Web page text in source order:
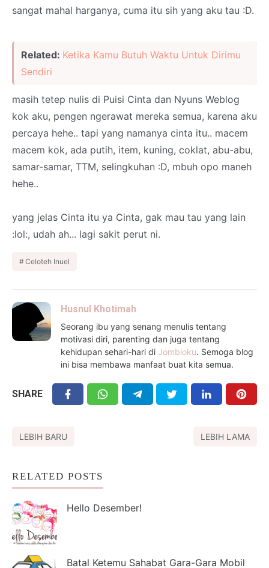
sangat mahal harganya, cuma itu sih yang aku tau :D.
Related: Ketika Kamu Butuh Waktu Untuk Dirimu
Sendiri
masih tetep nulis di Puisi Cinta dan Nyuns Weblog
kok aku, pengen ngerawat mereka semua, karena aku
percaya hehe.. tapi yang namanya cinta itu.. macem
macem kok, ada putih, item, kuning, coklat, abu-abu,
samar-samar, TTM, selingkuhan :D, mbuh opo maneh
hehe..
yang jelas Cinta itu ya Cinta, gak mau tau yang lain
:lol:, udah ah... lagi sakit perut ni.
Celoteh Inuel
Husnul Khotimah
Seorang ibu yang senang menulis tentang
motivasi diri, parenting dan juga tentang
kehidupan sehari-hari di Jombloku. Semoga blog
ini bisa membawa manfaat buat kita semua.
SHARE
LEBIH BARU LEBIH LAMA
RELATED POSTS
Hello Desember!
Batal Ketemu Sahabat Gara-Gara Mobil